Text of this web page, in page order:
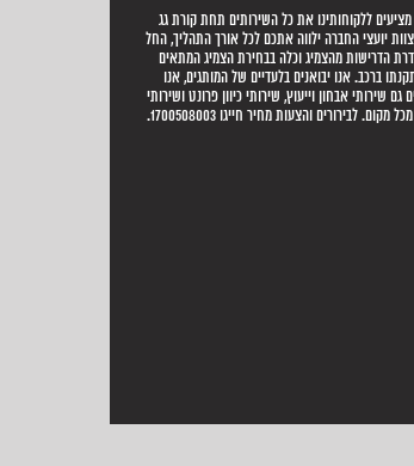
מציעים ללקוחותינו את כל השירותים תחת קורת גג
יועצי החברה ילווה אתכם לכל אורך התהליך, החל
הדרישות מהצמיג וכלה בבחירת הצמיג המתאים
ברכב. אנו יבואנים בלעדיים של המותגים, אנו
גם שירותי אבחון וייעוץ, שירותי כיוון פרונט ושירותי
מקום. לבירורים והצעות מחיר חייגו 1700508003.